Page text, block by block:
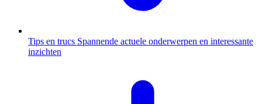
Tips en trucs Spannende actuele onderwerpen en interessante
inzichten